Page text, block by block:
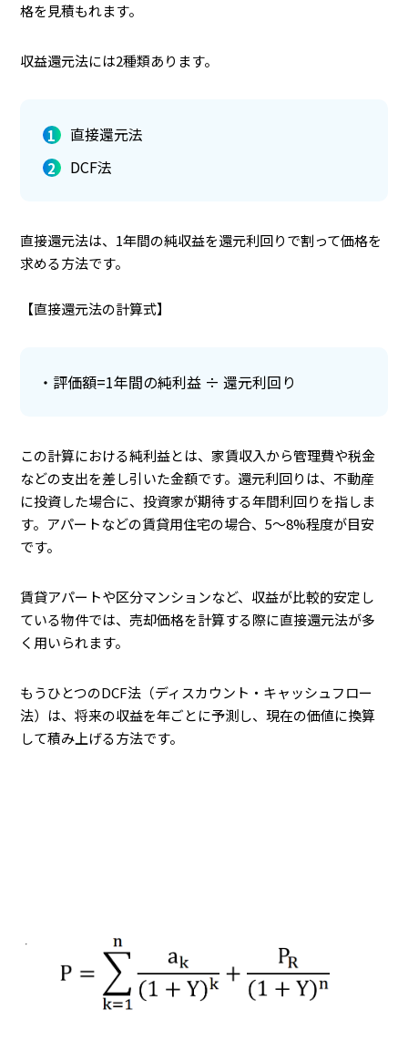
格を見積もれます。
収益還元法には2種類あります。
直接還元法
DCF法
直接還元法は、1年間の純収益を還元利回りで割って価格を
求める方法です。
【直接還元法の計算式】
評価額=1年間の純利益 ÷ 還元利回り
この計算における純利益とは、家賃収入から管理費や税金
などの支出を差し引いた金額です。還元利回りは、不動産
に投資した場合に、投資家が期待する年間利回りを指しま
す。アパートなどの賃貸用住宅の場合、5〜8%程度が目安
です。
賃貸アパートや区分マンションなど、収益が比較的安定し
ている物件では、売却価格を計算する際に直接還元法が多
く用いられます。
もうひとつのDCF法（ディスカウント・キャッシュフロー
法）は、将来の収益を年ごとに予測し、現在の価値に換算
して積み上げる方法です。